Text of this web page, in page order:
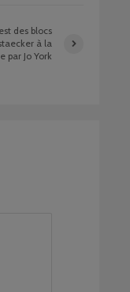
des blocs
à la
par Jo York